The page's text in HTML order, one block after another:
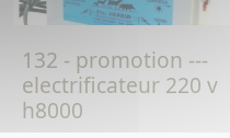
132 - promotion ---
electrificateur 220 v
h8000